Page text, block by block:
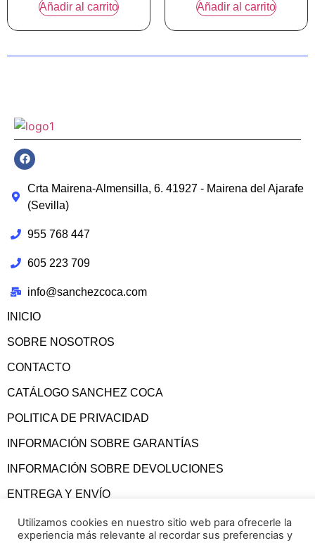
Añadir al carrito Añadir al carrito
Crta Mairena-Almensilla, 6. 41927 - Mairena del Ajarafe
(Sevilla)
955 768 447
605 223 709
info@sanchezcoca.com
INICIO
SOBRE NOSOTROS
CONTACTO
CATÁLOGO SANCHEZ COCA
POLITICA DE PRIVACIDAD
INFORMACIÓN SOBRE GARANTÍAS
INFORMACIÓN SOBRE DEVOLUCIONES
ENTREGA Y ENVÍO
CONDICIONES GENERALES
Utilizamos cookies en nuestro sitio web para ofrecerle la
experiencia más relevante al recordar sus preferencias y